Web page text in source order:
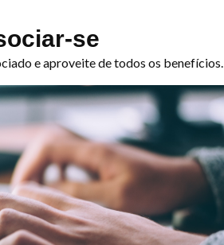
se
e aproveite de todos os benefícios.